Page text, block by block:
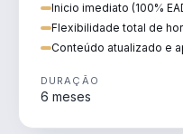
Inicio imediato (100%
Flexibilidade total de
Conteúdo atualizado e
DURAÇÃO
6 meses